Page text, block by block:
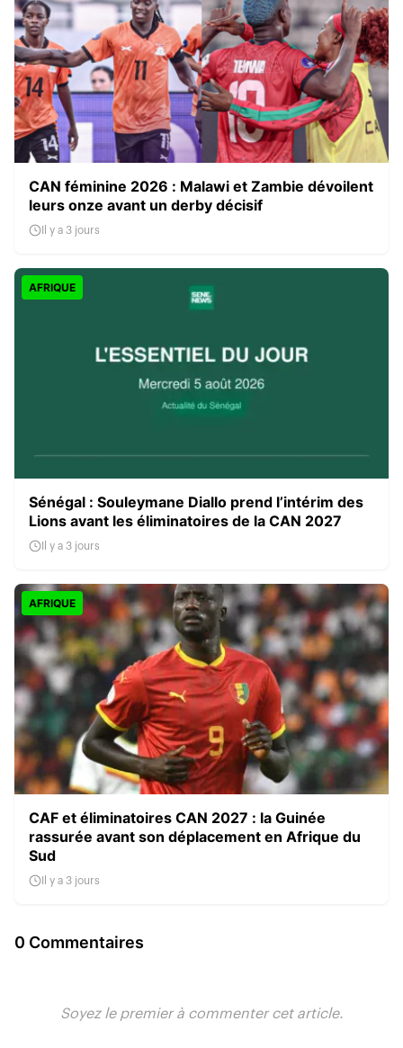
CAN féminine 2026 : Malawi et Zambie dévoilent
leurs onze avant un derby décisif
Il y a 3 jours
AFRIQUE
Sénégal : Souleymane Diallo prend l’intérim des
Lions avant les éliminatoires de la CAN 2027
Il y a 3 jours
AFRIQUE
CAF et éliminatoires CAN 2027 : la Guinée
rassurée avant son déplacement en Afrique du
Sud
Il y a 3 jours
0 Commentaires
Soyez le premier à commenter cet article.